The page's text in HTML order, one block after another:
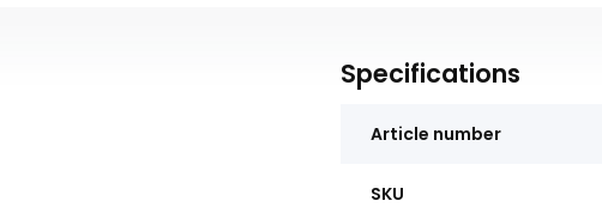
Specifications
Article number
SKU